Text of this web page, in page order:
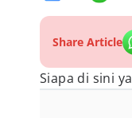
Share Article
Siapa di sini